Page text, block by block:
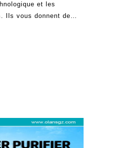
et les
Ils vous donnent de